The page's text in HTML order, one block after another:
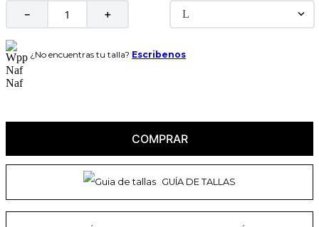
＋
－ L
¿No encuentras tu talla? Escribenos
COMPRAR
GUÍA DE TALLAS